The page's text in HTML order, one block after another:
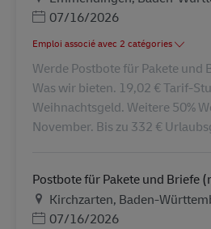
Posted Date
07/16/2026
Emploi associé avec 2 catégories
Werde Postbote für Pakete und
Was wir bieten. 19,02 € Tarif-
Weihnachtsgeld. Weitere 50%
November. Bis zu 332 €
Postbote für Pakete und Briefe
LieuKirchzarten, Baden-
Posted Date
07/16/2026